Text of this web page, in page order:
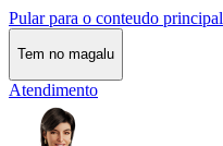
Pular para o conteudo principal
Tem no magalu
Atendimento